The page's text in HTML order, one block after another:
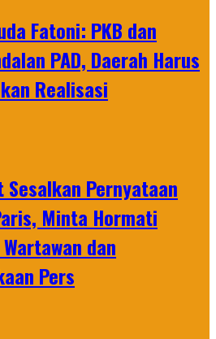
Fatoni: PKB dan
PAD, Daerah Harus
Realisasi
Sesalkan Pernyataan
Minta Hormati
dan
Pers